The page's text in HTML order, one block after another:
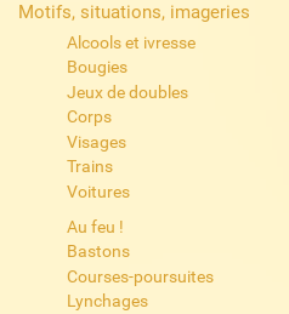
Motifs, situations, imageries
Alcools et ivresse
Bougies
Jeux de doubles
Corps
Visages
Trains
Voitures
Au feu !
Bastons
Courses-poursuites
Lynchages